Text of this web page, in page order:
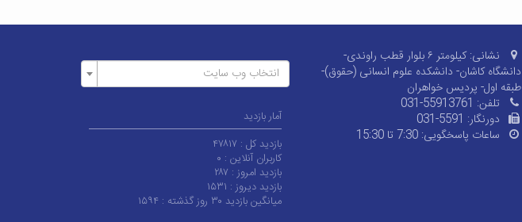
نشانی:
کیلومتر ۶ بلوار قطب راوندی-
دانشگاه کاشان- دانشکده علوم انسانی (حقوق)-
طبقه اول- پردیس خواهران
تلفن: 031-55913761
دورنگار: 031-5591
ساعات پاسخگویی: 7:30 تا 15:30
انتخاب وب سایت
آمار بازدید
بازدید کل : ۴۷۸۱۷
کاربران آنلاین : ۰
بازدید امروز : ۲۸۷
بازدید دیروز : ۱۵۳۱
میانگین بازدید ۳۰ روز گذشته :
۱۵۹۴